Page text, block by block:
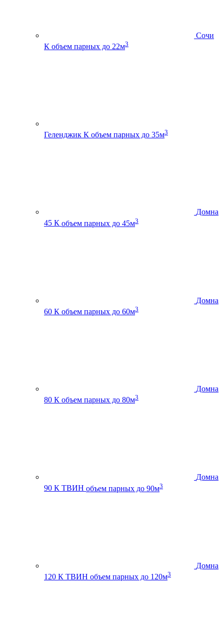
Сочи
К объем парных до 22м3
Геленджик К объем парных до 35м3
Домна
45 К объем парных до 45м3
Домна
60 К объем парных до 60м3
Домна
80 К объем парных до 80м3
Домна
90 К ТВИН объем парных до 90м3
Домна
120 К ТВИН объем парных до 120м3